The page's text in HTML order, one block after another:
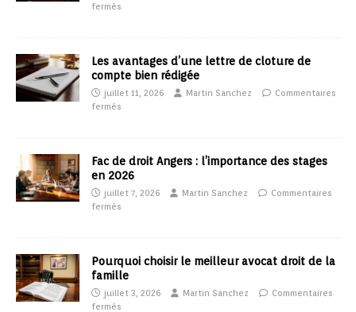
fermés
Les avantages d’une lettre de cloture de
compte bien rédigée
juillet 11, 2026 Martin Sanchez
Commentaires
fermés
Fac de droit Angers : l’importance des stages
en 2026
juillet 7, 2026 Martin Sanchez
Commentaires
fermés
Pourquoi choisir le meilleur avocat droit de la
famille
juillet 3, 2026 Martin Sanchez
Commentaires
fermés